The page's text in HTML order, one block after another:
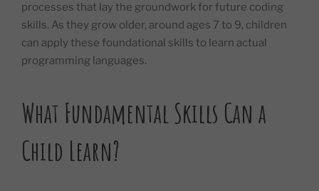
processes that lay the groundwork for future coding
skills. As they grow older, around ages 7 to 9, children
can apply these foundational skills to learn actual
programming languages.
What Fundamental Skills Can a
Child Learn?​